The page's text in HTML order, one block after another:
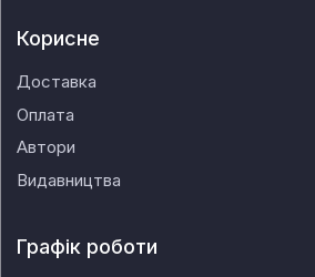
Корисне
Доставка
Оплата
Автори
Видавництва
Графік роботи